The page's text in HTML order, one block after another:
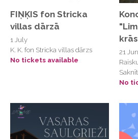
Limbažu Sv. Jāņa
M/Darbnīca, Aristīda
M/Darbnīca, Artistida
Madonas novads
Majoru pludmale,
Malduguņu iela 1, Mārupe
Mālpils kultūras centrs
FIŅĶIS fon Stricka
villas dārzā
1 July
K. K. fon Stricka villas dārzs
No tickets available
21
No